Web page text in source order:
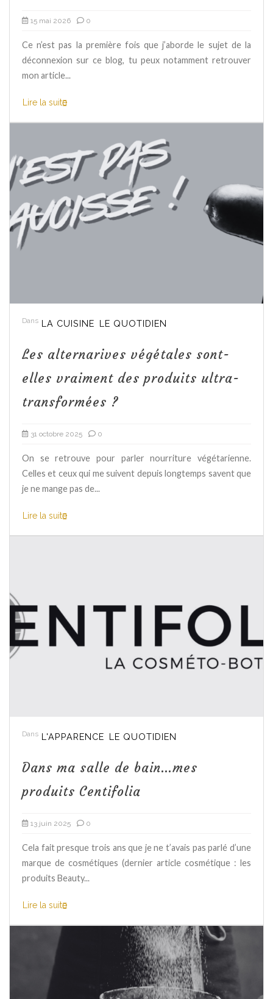
15 mai 2026 0
Ce n’est pas la première fois que j’aborde le sujet de la
déconnexion sur ce blog, tu peux notamment retrouver
mon article...
Lire la suite
Dans LA CUISINE LE QUOTIDIEN
Les alternarives végétales sont-
elles vraiment des produits ultra-
transformées ?
31 octobre 2025 0
On se retrouve pour parler nourriture végétarienne.
Celles et ceux qui me suivent depuis longtemps savent que
je ne mange pas de...
Lire la suite
Dans L'APPARENCE LE QUOTIDIEN
Dans ma salle de bain…mes
produits Centifolia
13 juin 2025 0
Cela fait presque trois ans que je ne t’avais pas parlé d’une
marque de cosmétiques (dernier article cosmétique : les
produits Beauty...
Lire la suite